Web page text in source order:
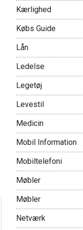
Kærlighed
Købs Guide
Lån
Ledelse
Legetøj
Levestil
Medicin
Mobil Information
Mobiltelefoni
Møbler
Møbler
Netværk